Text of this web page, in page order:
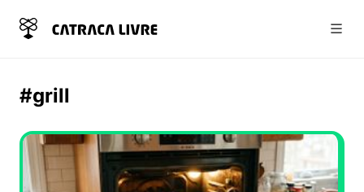
#grill